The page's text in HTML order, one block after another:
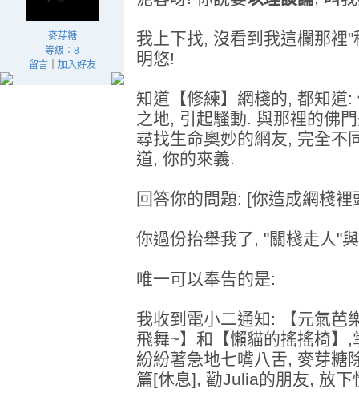
麥芽糖
等級：8
留言｜ 加入好友
我上下找, 沒看到我這欄那裡
明悠!
知道【修練】網棧的, 都知道
之地, 引起騷動. 與那裡的佛
尋找生命奧妙的網友, 完全不
道, 你的來義.
回答你的問題: [你造成網棧
你過份抬舉我了, "關棧走人"
唯一可以奉告的是:
我收到電小二通知: 【元氣芭
飛舞~】和【懶貓的搖搖椅】
紛紛著急地七嘴八舌, 麥芽糖
篇[休息], 勸Julia的朋友, 放下